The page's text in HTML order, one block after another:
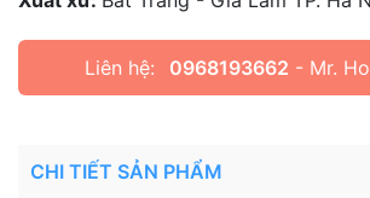
Liên hệ: 0968193662 - Mr.
CHI TIẾT SẢN PHẨM